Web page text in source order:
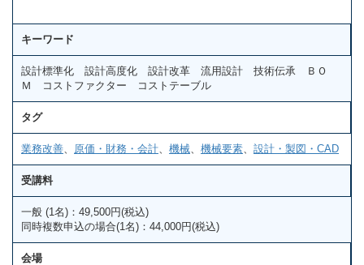
キーワード
設計標準化 設計高度化 設計改革 流用設計 技術伝承 ＢＯ
Ｍ コストファクター コストテーブル
タグ
業務改善 原価・財務・会計 機械 機械要素 設計・製図・CAD
受講料
一般 (1名)：49,500円(税込)
同時複数申込の場合(1名)：44,000円(税込)
会場